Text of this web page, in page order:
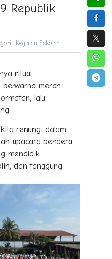
Republik
: Kegiatan Sekolah
ritual
berwarna merah-
lalu
renungi dalam
upacara bendera
mendidik
dan tanggung